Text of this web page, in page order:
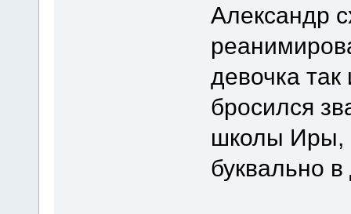
Александр
девочка
бросился
школы Иры,
буквально